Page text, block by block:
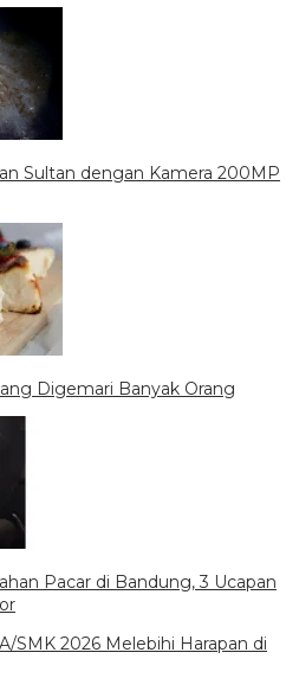
Sultan dengan Kamera 200MP
Digemari Banyak Orang
Pacar di Bandung, 3 Ucapan
SMK 2026 Melebihi Harapan di